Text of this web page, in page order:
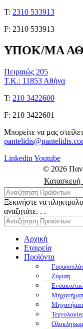
Τ: 2310 533913
F: 2310 533913
ΥΠΟΚ/ΜΑ
Πειραιώς 205
Τ.Κ.: 11853 Αθήνα
Τ: 210 3422600
F: 210 3422601
Μπορείτε να μας
Linkedin Youtube
© 2026
Κατασκευή
Ξεκινήστε να
αναζητάτε. . .
Αρχική
Εταιρεία
Προϊόντα
Ζύγιση
Τεχνολογίες